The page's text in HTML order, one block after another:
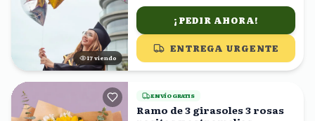
17 viendo
¡PEDIR AHORA!
ENTREGA URGENTE
ENVÍO GRATIS
Ramo de 3 girasoles 3 rosas